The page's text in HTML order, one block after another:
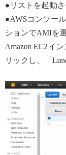
●リストを起動
●AWSコンソー
ションでAMIを
Amazon EC2イ
リックし、「